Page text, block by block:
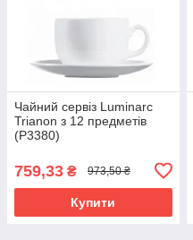
Чайний сервіз Luminarc
Trianon з 12 предметів
(P3380)
759,33 ₴ 973,50 ₴
Купити